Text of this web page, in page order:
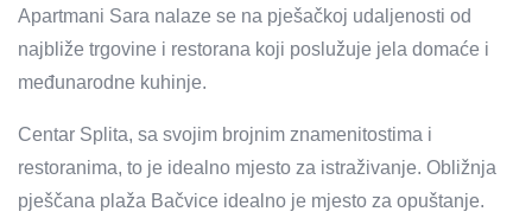
Apartmani Sara nalaze se na pješačkoj udaljenosti od
najbliže trgovine i restorana koji poslužuje jela domaće i
međunarodne kuhinje.
Centar Splita, sa svojim brojnim znamenitostima i
restoranima, to je idealno mjesto za istraživanje. Obližnja
pješčana plaža Bačvice idealno je mjesto za opuštanje.